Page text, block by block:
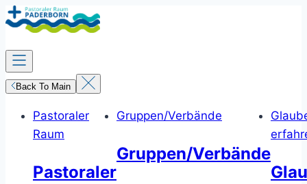
Zum
Inhalt
springen
Back To Main
Pastoraler
Raum
Pastoraler
Gruppen/Verbände
Gruppen/Verbände